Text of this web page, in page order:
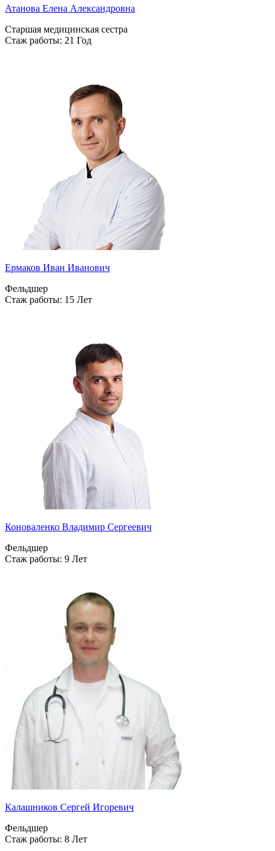
Атанова Елена Александровна
Старшая медицинская сестра
Стаж работы: 21 Год
Ермаков Иван Иванович
Фельдшер
Стаж работы: 15 Лет
Коноваленко Владимир Сергеевич
Фельдшер
Стаж работы: 9 Лет
Калашников Сергей Игоревич
Фельдшер
Стаж работы: 8 Лет